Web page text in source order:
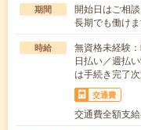
期間
開始日はご相
長期でも働けま
時給
無資格未経験
日払い／週払
は手続き完了
交通費
交通費全額支